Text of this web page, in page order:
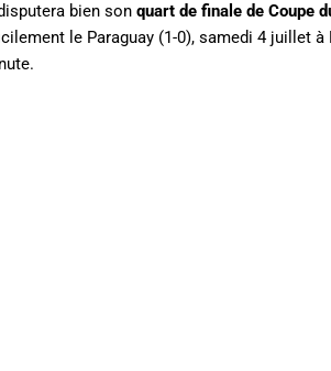
bien son quart de finale de Coupe
le Paraguay (1-0), samedi 4 juillet